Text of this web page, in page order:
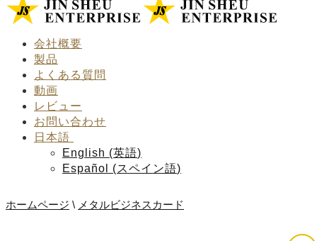
会社概要
製品
よくある質問
動画
レビュー
お問い合わせ
日本語
English (英語)
Español
(スペイン語)
ホームページ \ メタルビジネスカード